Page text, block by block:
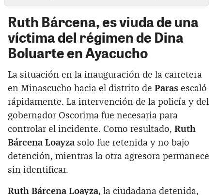
Ruth Bárcena, es viuda de una
víctima del régimen de Dina
Boluarte en Ayacucho
La situación en la inauguración de la carretera
en Minascucho hacia el distrito de Paras escaló
rápidamente. La intervención de la policía y del
gobernador Oscorima fue necesaria para
controlar el incidente. Como resultado, Ruth
Bárcena Loayza solo fue retenida y no bajo
detención, mientras la otra agresora permanece
sin identificar.
Ruth Bárcena Loayza, la ciudadana detenida,